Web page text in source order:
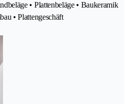
• Plattenbeläge • Baukeramik
• Plattengeschäft